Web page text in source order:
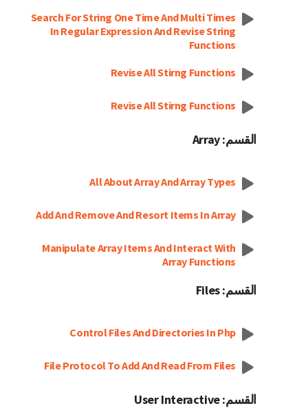
Search For String One Time And Multi Times
In Regular Expression And Revise String
Functions
Revise All Stirng Functions
Revise All Stirng Functions
القسم: Array
All About Array And Array Types
Add And Remove And Resort Items In Array
Manipulate Array Items And Interact With
Array Functions
القسم: Files
Control Files And Directories In Php
File Protocol To Add And Read From Files
القسم: User Interactive